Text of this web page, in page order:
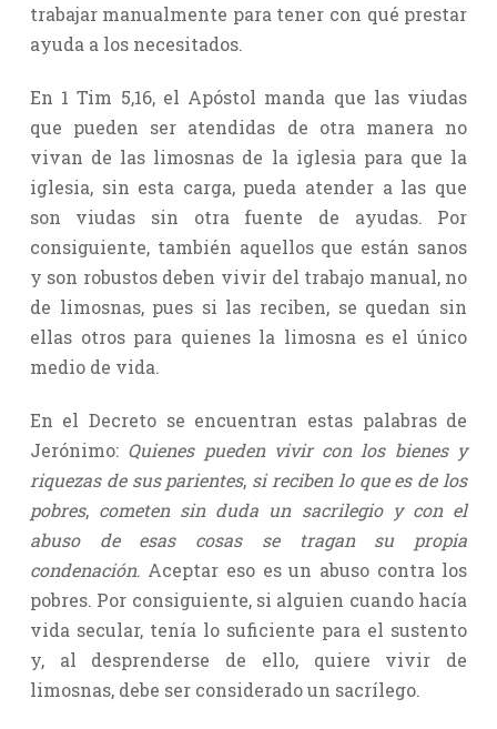
trabajar manualmente para tener con qué prestar
ayuda a los necesitados.
En 1 Tim 5,16, el Apóstol manda que las viudas
que pueden ser atendidas de otra manera no
vivan de las limosnas de la iglesia para que la
iglesia, sin esta carga, pueda atender a las que
son viudas sin otra fuente de ayudas. Por
consiguiente, también aquellos que están sanos
y son robustos deben vivir del trabajo manual, no
de limosnas, pues si las reciben, se quedan sin
ellas otros para quienes la limosna es el único
medio de vida.
En el Decreto se encuentran estas palabras de
Jerónimo: Quienes pueden vivir con los bienes y
riquezas de sus parientes, si reciben lo que es de los
pobres,cometen sin duda un sacrilegio y con el
abuso de esas cosas se tragan su propia
condenación. Aceptar eso es un abuso contra los
pobres. Por consiguiente, si alguien cuando hacía
vida secular, tenía lo suficiente para el sustento
y, al desprenderse de ello, quiere vivir de
limosnas, debe ser considerado un sacrílego.